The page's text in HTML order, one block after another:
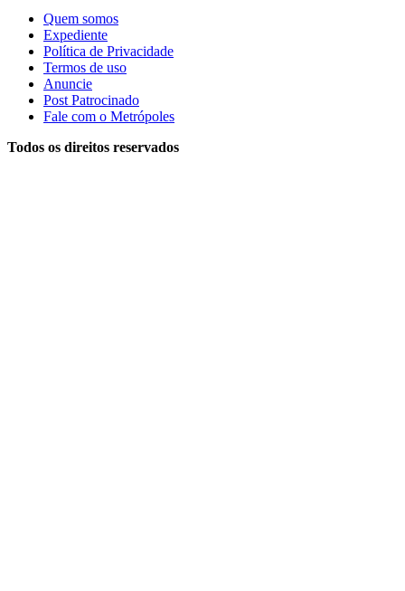
Quem somos
Expediente
Política de Privacidade
Termos de uso
Anuncie
Post Patrocinado
Fale com o Metrópoles
Todos os direitos reservados